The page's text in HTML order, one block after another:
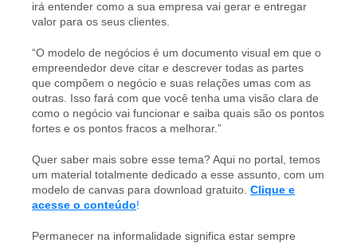
irá entender como a sua empresa vai gerar e entregar
valor para os seus clientes.
“O modelo de negócios é um documento visual em que o
empreendedor deve citar e descrever todas as partes
que compõem o negócio e suas relações umas com as
outras. Isso fará com que você tenha uma visão clara de
como o negócio vai funcionar e saiba quais são os pontos
fortes e os pontos fracos a melhorar.”
Quer saber mais sobre esse tema? Aqui no portal, temos
um material totalmente dedicado a esse assunto, com um
modelo de canvas para download gratuito. Clique e
acesse o conteúdo!
Permanecer na informalidade significa estar sempre